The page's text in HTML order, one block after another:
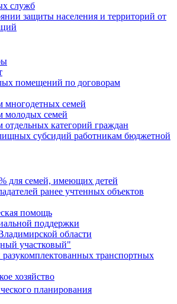
служб
защиты населения и территорий от
помещений по договорам
многодетных семей
молодых семей
категорий граждан
субсидий работникам бюджетной
для семей, имеющих детей
ранее учтенных объектов
помощь
поддержки
области
участковый"
транспортных
хозяйство
планирования